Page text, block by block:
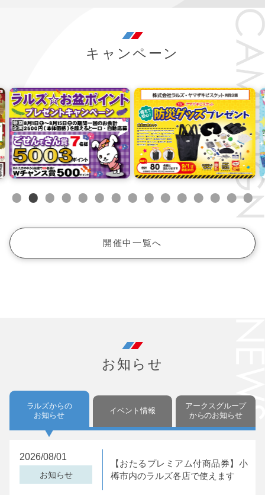
閉じる
閉じる
設定できます。
キャンペーン
開催中一覧へ
お知らせ
ラルズからの
お知らせ
イベント情報
アークスグループ
からのお知らせ
2026/08/01
お知らせ
【おたるプレミアム付商品券】小
樽市内のラルズ各店で使えます